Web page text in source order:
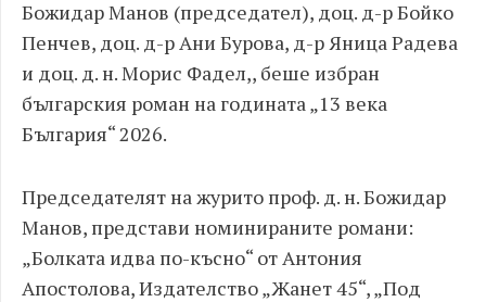
Божидар Манов (председател), доц. д-р Бойко
Пенчев, доц. д-р Ани Бурова, д-р Яница Радева
и доц. д. н. Морис Фадел,, беше избран
българския роман на годината „13 века
България“ 2026.
Председателят на журито проф. д. н. Божидар
Манов, представи номинираните романи:
„Болката идва по-късно“ от Антония
Апостолова, Издателство „Жанет 45“, „Под